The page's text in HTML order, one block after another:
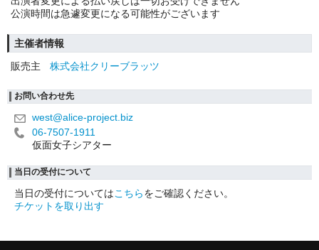
公演時間は急遽変更になる可能性がございます
主催者情報
販売主
株式会社クリーブラッツ
お問い合わせ先
west@alice-project.biz
06-7507-1911
仮面女子シアター
当日の受付について
当日の受付についてはこちらをご確認ください。
チケットを取り出す